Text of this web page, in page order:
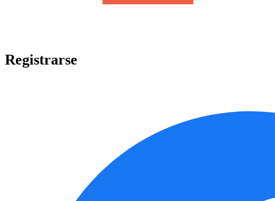
Registrarse